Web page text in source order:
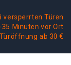
versperrten Türen
Minuten vor Ort
Türöffnung ab 30 €